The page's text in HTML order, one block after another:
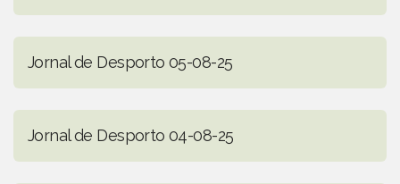
Jornal de Desporto 05-08-25
Jornal de Desporto 04-08-25